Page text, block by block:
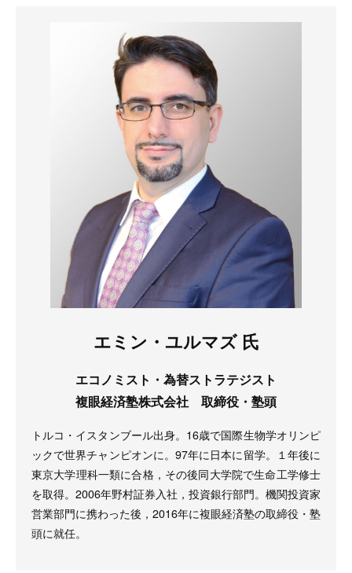
エミン・ユルマズ 氏
エコノミスト・為替ストラテジスト
複眼経済塾株式会社 取締役・塾頭
トルコ・イスタンブール出身。16歳で国際生物学オリンピ
ックで世界チャンピオンに。97年に日本に留学。１年後に
東京大学理科一類に合格，その後同大学院で生命工学修士
を取得。2006年野村証券入社，投資銀行部門。機関投資家
営業部門に携わった後，2016年に複眼経済塾の取締役・塾
頭に就任。